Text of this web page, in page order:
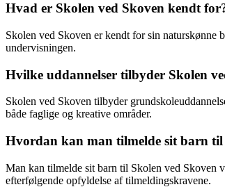
Hvad er Skolen ved Skoven kendt
Skolen ved Skoven er kendt for sin
undervisningen.
Hvilke uddannelser tilbyder Skolen
Skolen ved Skoven tilbyder
både faglige og kreative områder.
Hvordan kan man tilmelde sit barn til
Man kan tilmelde sit barn til Skolen ved Skoven
efterfølgende opfyldelse af tilmeldingskravene.